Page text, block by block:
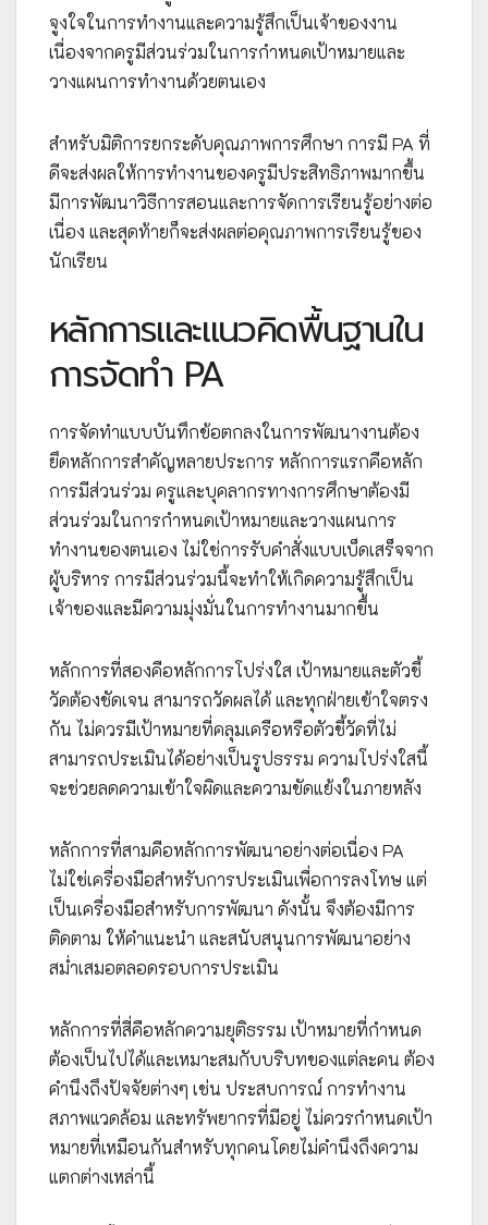
จูงใจในการทำงานและความรู้สึกเป็นเจ้าของงาน
เนื่องจากครูมีส่วนร่วมในการกำหนดเป้าหมายและ
วางแผนการทำงานด้วยตนเอง
สำหรับมิติการยกระดับคุณภาพการศึกษา การมี PA ที่
ดีจะส่งผลให้การทำงานของครูมีประสิทธิภาพมากขึ้น
มีการพัฒนาวิธีการสอนและการจัดการเรียนรู้อย่างต่อ
เนื่อง และสุดท้ายก็จะส่งผลต่อคุณภาพการเรียนรู้ของ
นักเรียน
หลักการและแนวคิดพื้นฐานใน
การจัดทำ PA
การจัดทำแบบบันทึกข้อตกลงในการพัฒนางานต้อง
ยึดหลักการสำคัญหลายประการ หลักการแรกคือหลัก
การมีส่วนร่วม ครูและบุคลากรทางการศึกษาต้องมี
ส่วนร่วมในการกำหนดเป้าหมายและวางแผนการ
ทำงานของตนเอง ไม่ใช่การรับคำสั่งแบบเบ็ดเสร็จจาก
ผู้บริหาร การมีส่วนร่วมนี้จะทำให้เกิดความรู้สึกเป็น
เจ้าของและมีความมุ่งมั่นในการทำงานมากขึ้น
หลักการที่สองคือหลักการโปร่งใส เป้าหมายและตัวชี้
วัดต้องชัดเจน สามารถวัดผลได้ และทุกฝ่ายเข้าใจตรง
กัน ไม่ควรมีเป้าหมายที่คลุมเครือหรือตัวชี้วัดที่ไม่
สามารถประเมินได้อย่างเป็นรูปธรรม ความโปร่งใสนี้
จะช่วยลดความเข้าใจผิดและความขัดแย้งในภายหลัง
หลักการที่สามคือหลักการพัฒนาอย่างต่อเนื่อง PA
ไม่ใช่เครื่องมือสำหรับการประเมินเพื่อการลงโทษ แต่
เป็นเครื่องมือสำหรับการพัฒนา ดังนั้น จึงต้องมีการ
ติดตาม ให้คำแนะนำ และสนับสนุนการพัฒนาอย่าง
สม่ำเสมอตลอดรอบการประเมิน
หลักการที่สี่คือหลักความยุติธรรม เป้าหมายที่กำหนด
ต้องเป็นไปได้และเหมาะสมกับบริบทของแต่ละคน ต้อง
คำนึงถึงปัจจัยต่างๆ เช่น ประสบการณ์ การทำงาน
สภาพแวดล้อม และทรัพยากรที่มีอยู่ ไม่ควรกำหนดเป้า
หมายที่เหมือนกันสำหรับทุกคนโดยไม่คำนึงถึงความ
แตกต่างเหล่านี้